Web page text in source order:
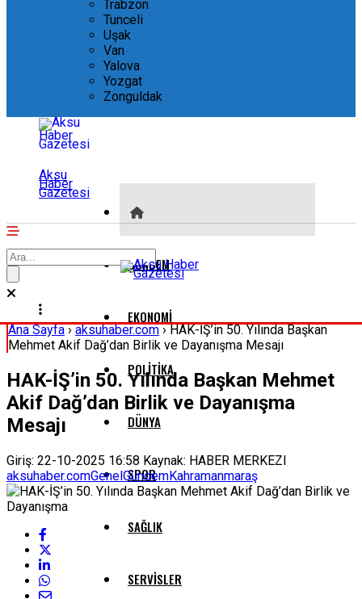
Trabzon
Tunceli
Uşak
Van
Yalova
Yozgat
Zonguldak
Aksu
Haber
Gazetesi
GÜNDEM
EKONOMI
POLITIKA
DÜNYA
SPOR
SAĞLIK
SERVISLER
Ana Sayfa›aksuhaber.com›HAK-İŞ’in 50. Yılında Başkan
Mehmet Akif Dağ’dan Birlik ve Dayanışma Mesajı
HAK-İŞ’in 50. Yılında Başkan Mehmet
Akif Dağ’dan Birlik ve Dayanışma
Mesajı
Giriş: 22-10-2025 16:58 Kaynak: HABER MERKEZI
aksuhaber.comGenelGündemKahramanmaraş